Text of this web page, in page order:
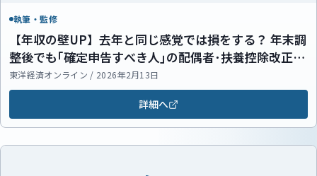
執筆・監修
【年収の壁UP】去年と同じ感覚では損をする？ 年末調
整後でも｢確定申告すべき人｣の配偶者･扶養控除改正ポ
イント
東洋経済オンライン / 2026年2月13日
詳細へ